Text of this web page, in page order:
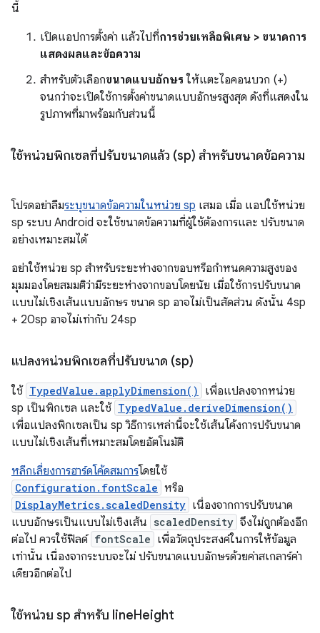
นี้
เปิดแอปการตั้งค่า แล้วไปที่การช่วยเหลือพิเศษ > ขนาดการ
แสดงผลและข้อความ
สำหรับตัวเลือกขนาดแบบอักษร ให้แตะไอคอนบวก (+)
จนกว่าจะเปิดใช้การตั้งค่าขนาดแบบอักษรสูงสุด ดังที่แสดงใน
รูปภาพที่มาพร้อมกับส่วนนี้
ใช้หน่วยพิกเซลที่ปรับขนาดแล้ว (sp) สำหรับขนาดข้อความ
โปรดอย่าลืมระบุขนาดข้อความในหน่วย sp เสมอ เมื่อ แอปใช้หน่วย
sp ระบบ Android จะใช้ขนาดข้อความที่ผู้ใช้ต้องการและ ปรับขนาด
อย่างเหมาะสมได้
อย่าใช้หน่วย sp สำหรับระยะห่างจากขอบหรือกำหนดความสูงของ
มุมมองโดยสมมติว่ามีระยะห่างจากขอบโดยนัย เมื่อใช้การปรับขนาด
แบบไม่เชิงเส้นแบบอักษร ขนาด sp อาจไม่เป็นสัดส่วน ดังนั้น 4sp
+ 20sp อาจไม่เท่ากับ 24sp
แปลงหน่วยพิกเซลที่ปรับขนาด (sp)
ใช้ TypedValue.applyDimension()
เพื่อแปลงจากหน่วย
sp เป็นพิกเซล และใช้ TypedValue.deriveDimension()
เพื่อแปลงพิกเซลเป็น sp วิธีการเหล่านี้จะใช้เส้นโค้งการปรับขนาด
แบบไม่เชิงเส้นที่เหมาะสมโดยอัตโนมัติ
หลีกเลี่ยงการฮาร์ดโค้ดสมการโดยใช้
Configuration.fontScale หรือ
DisplayMetrics.scaledDensity เนื่องจากการปรับขนาด
แบบอักษรเป็นแบบไม่เชิงเส้น scaledDensity จึงไม่ถูกต้องอีก
ต่อไป ควรใช้ฟิลด์ fontScale เพื่อวัตถุประสงค์ในการให้ข้อมูล
เท่านั้น เนื่องจากระบบจะไม่ ปรับขนาดแบบอักษรด้วยค่าสเกลาร์ค่า
เดียวอีกต่อไป
ใช้หน่วย sp สำหรับ lineHeight